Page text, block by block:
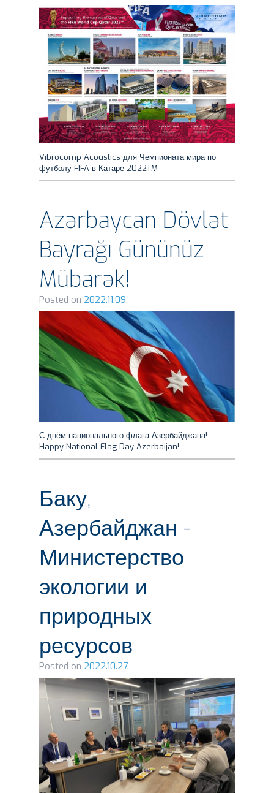
Vibrocomp Acoustics для Чемпионата мира по
футболу FIFA в Катаре 2022TM
Azərbaycan Dövlət
Bayrağı Gününüz
Mübarək!
Posted on 2022.11.09.
С днём национального флага Азербайджана! -
Happy National Flag Day Azerbaijan!
Баку,
Азербайджан -
Министерство
экологии и
природных
ресурсов
Posted on 2022.10.27.